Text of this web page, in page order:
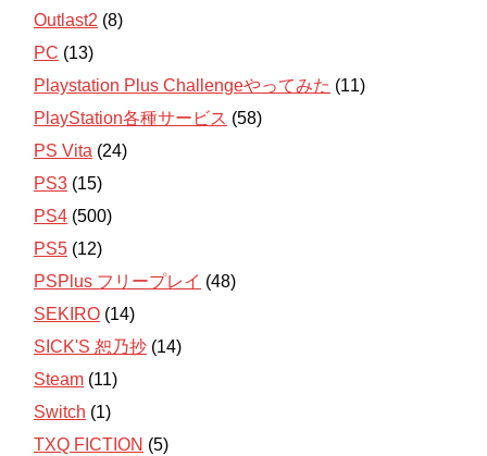
Outlast2 (8)
PC (13)
Playstation Plus Challengeやってみた (11)
PlayStation各種サービス (58)
PS Vita (24)
PS3 (15)
PS4 (500)
PS5 (12)
PSPlus フリープレイ (48)
SEKIRO (14)
SICK'S 恕乃抄 (14)
Steam (11)
Switch (1)
TXQ FICTION (5)